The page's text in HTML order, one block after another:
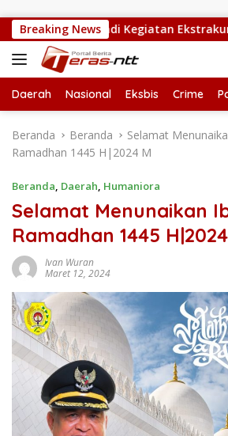
Breaking News
Perisai Diri Jadi Kegiatan
Daerah Nasional Eksbis Crime
Beranda Beranda
Selamat
Ramadhan 1445 H|2024 M
Beranda, Daerah, Humaniora
Selamat Menunaikan
Ramadhan 1445
Ivan Wuran
Maret 12, 2024